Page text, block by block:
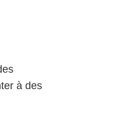
à des